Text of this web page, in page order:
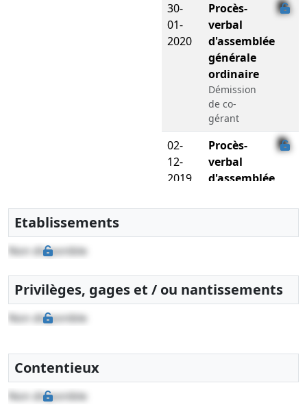
30-
01-
2020
Procès-
verbal
d'assemblée
générale
ordinaire
Démission
de co-
gérant
02-
12-
2019
Procès-
verbal
d'assemblée
extraordinaire,
de l'actif net
, Réduction
du capital
Etablissements
Non disponible
Privilèges, gages et / ou nantissements
Non disponible
Contentieux
Non disponible